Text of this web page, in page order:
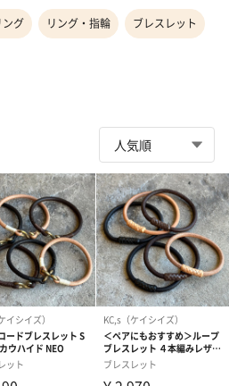
ング リング・指輪 ブレスレット